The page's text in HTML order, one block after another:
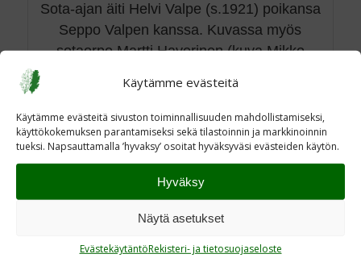
Käytämme evästeitä
Käytämme evästeitä sivuston toiminnallisuuden mahdollistamiseksi,
käyttökokemuksen parantamiseksi sekä tilastoinnin ja markkinoinnin
tueksi. Napsauttamalla ’hyvaksy’ osoitat hyväksyväsi evästeiden käytön.
Hyväksy
Näytä asetukset
EvästekäytäntöRekisteri- ja tietosuojaseloste
Sota-ajan äiti Helvi Valpe (s.1921) poikansa
Seppo Valpen kanssa. Kuvassa myös
sotaorpo Martti Haverinen (kuva Mikko
Mikko Rautiainen
Share this entry